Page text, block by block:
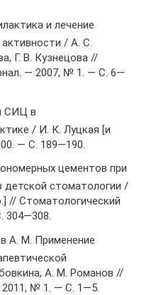
и лечение
активности / А. С.
Г. В. Кузнецова //
— 2007, № 1. — С. 6—
СИЦ в
/ И. К. Луцкая [и
— С. 189—190.
цементов при
детской стоматологии /
// Стоматологический
304—308.
А. М. Применение
А. М. Романов //
№ 1. — С. 1—5.